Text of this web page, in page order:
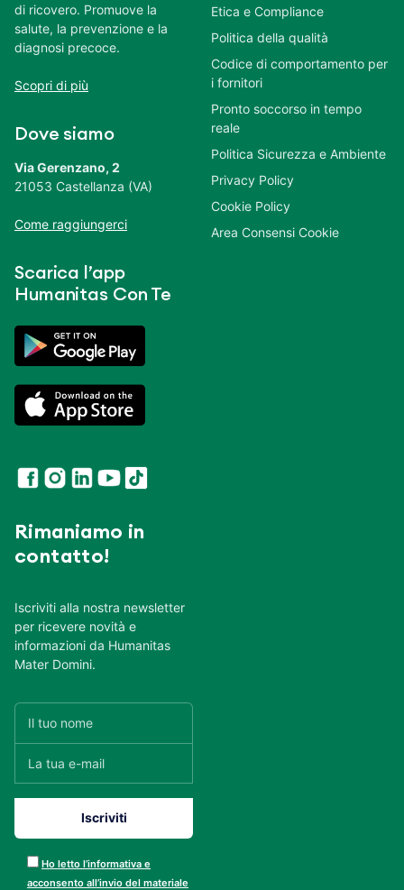
di ricovero. Promuove la
salute, la prevenzione e la
diagnosi precoce.
Scopri di più
Dove siamo
Via Gerenzano, 2
21053 Castellanza (VA)
Come raggiungerci
Scarica l’app
Humanitas Con Te
Rimaniamo in
contatto!
Iscriviti alla nostra newsletter
per ricevere novità e
informazioni da Humanitas
Mater Domini.
Ho letto l’informativa e
acconsento all’invio del materiale
Etica e Compliance
Politica della qualità
Codice di comportamento per
i fornitori
Pronto soccorso in tempo
reale
Politica Sicurezza e Ambiente
Privacy Policy
Cookie Policy
Area Consensi Cookie